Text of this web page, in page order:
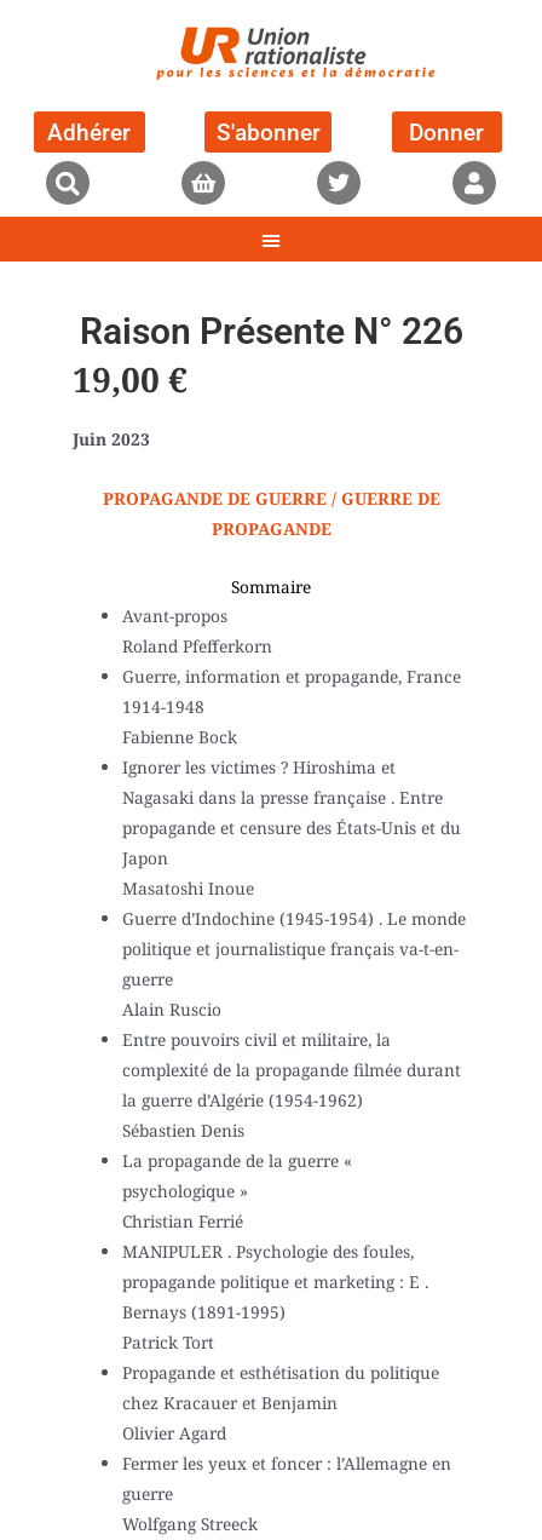
Adhérer S'abonner Donner
Raison Présente N° 226
19,00 €
Juin 2023
PROPAGANDE DE GUERRE / GUERRE DE
PROPAGANDE
Sommaire
Avant-propos
Roland Pfefferkorn
Guerre, information et propagande, France
1914-1948
Fabienne Bock
Ignorer les victimes ? Hiroshima et
Nagasaki dans la presse française . Entre
propagande et censure des États-Unis et du
Japon
Masatoshi Inoue
Guerre d’Indochine (1945-1954) . Le monde
politique et journalistique français va-t-en-
guerre
Alain Ruscio
Entre pouvoirs civil et militaire, la
complexité de la propagande filmée durant
la guerre d’Algérie (1954-1962)
Sébastien Denis
La propagande de la guerre «
psychologique »
Christian Ferrié
MANIPULER . Psychologie des foules,
propagande politique et marketing : E .
Bernays (1891-1995)
Patrick Tort
Propagande et esthétisation du politique
chez Kracauer et Benjamin
Olivier Agard
Fermer les yeux et foncer : l’Allemagne en
guerre
Wolfgang Streeck